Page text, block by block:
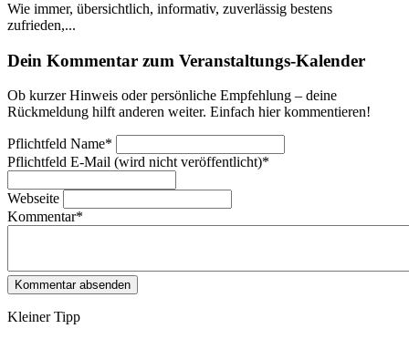
Wie immer, übersichtlich, informativ, zuverlässig bestens
zufrieden,...
Dein Kommentar zum Veranstaltungs-Kalender
Ob kurzer Hinweis oder persönliche Empfehlung – deine
Rückmeldung hilft anderen weiter. Einfach hier kommentieren!
Pflichtfeld Name*
Pflichtfeld E-Mail (wird nicht veröffentlicht)*
Webseite
Kommentar*
Kleiner Tipp